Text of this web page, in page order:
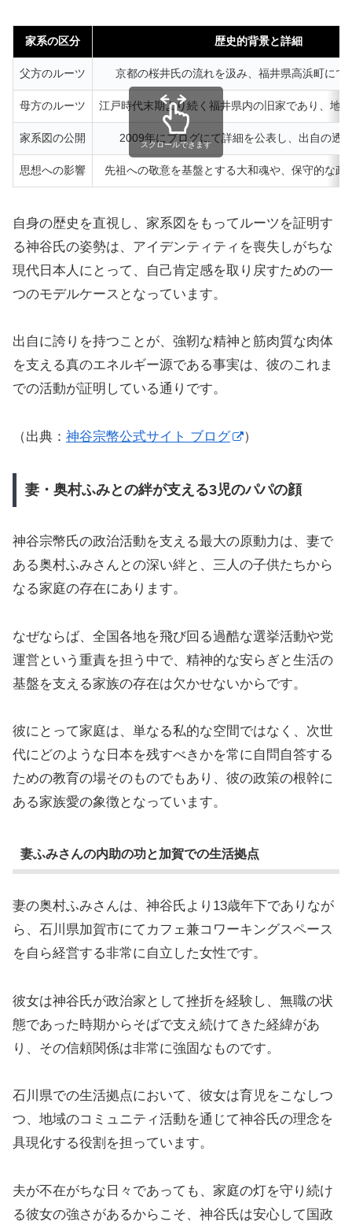
家系の区分 歴史的背景と詳細
父方のルーツ 京都の桜井氏の流れを汲み、福井県高浜町にて
母方のルーツ 江戸時代末期より続く福井県内の旧家であり、地
家系図の公開 2009年にブログにて詳細を公表し、出自の透
思想への影響 先祖への敬意を基盤とする大和魂や、保守的な政
スクロールできます
自身の歴史を直視し、家系図をもってルーツを証明す
る神谷氏の姿勢は、アイデンティティを喪失しがちな
現代日本人にとって、自己肯定感を取り戻すための一
つのモデルケースとなっています。
出自に誇りを持つことが、強靭な精神と筋肉質な肉体
を支える真のエネルギー源である事実は、彼のこれま
での活動が証明している通りです。
（出典： 神谷宗幣公式サイト ブログ ）
妻・奥村ふみとの絆が支える3児のパパの顔
神谷宗幣氏の政治活動を支える最大の原動力は、妻で
ある奥村ふみさんとの深い絆と、三人の子供たちから
なる家庭の存在にあります。
なぜならば、全国各地を飛び回る過酷な選挙活動や党
運営という重責を担う中で、精神的な安らぎと生活の
基盤を支える家族の存在は欠かせないからです。
彼にとって家庭は、単なる私的な空間ではなく、次世
代にどのような日本を残すべきかを常に自問自答する
ための教育の場そのものでもあり、彼の政策の根幹に
ある家族愛の象徴となっています。
妻ふみさんの内助の功と加賀での生活拠点
妻の奥村ふみさんは、神谷氏より13歳年下でありなが
ら、石川県加賀市にてカフェ兼コワーキングスペース
を自ら経営する非常に自立した女性です。
彼女は神谷氏が政治家として挫折を経験し、無職の状
態であった時期からそばで支え続けてきた経緯があ
り、その信頼関係は非常に強固なものです。
石川県での生活拠点において、彼女は育児をこなしつ
つ、地域のコミュニティ活動を通じて神谷氏の理念を
具現化する役割を担っています。
夫が不在がちな日々であっても、家庭の灯を守り続け
る彼女の強さがあるからこそ、神谷氏は安心して国政